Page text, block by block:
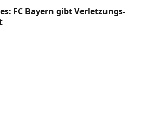
FC Bayern gibt Verletzungs-